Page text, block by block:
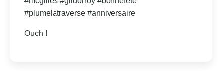
#plumelatraverse #anniversaire
Ouch !